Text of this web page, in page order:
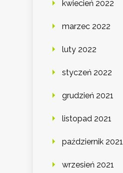
kwiecień 2022
marzec 2022
luty 2022
styczeń 2022
grudzień 2021
listopad 2021
październik 2021
wrzesień 2021